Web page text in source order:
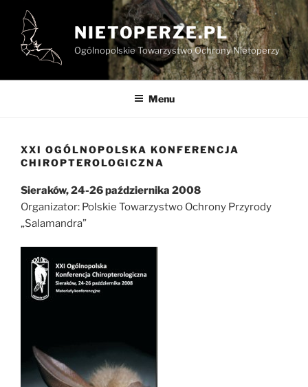
Przejdź
treści
NIETOPERZE.PL
Ogólnopolskie Towarzystwo Ochrony Nietoperzy
Menu
XXI OGÓLNOPOLSKA KONFERENCJA
CHIROPTEROLOGICZNA
Sieraków, 24-26 października 2008
Organizator: Polskie Towarzystwo Ochrony Przyrody
„Salamandra”